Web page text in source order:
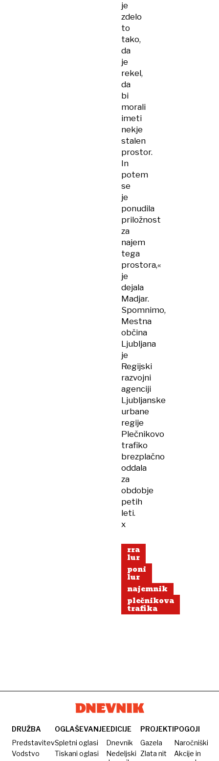
je
zdelo
to
tako,
da
je
rekel,
da
bi
morali
imeti
nekje
stalen
prostor.
In
potem
se
je
ponudila
priložnost
za
najem
tega
prostora,«
je
dejala
Madjar.
Spomnimo,
Mestna
občina
Ljubljana
je
Regijski
razvojni
agenciji
Ljubljanske
urbane
regije
Plečnikovo
trafiko
brezplačno
oddala
za
obdobje
petih
leti.
x
rra
lur
poni
lur
najemnik
plečnikova
trafika
DRUŽBA
Predstavitev
Vodstvo
OGLAŠEVANJE
Spletni oglasi
Tiskani oglasi
EDICIJE
Dnevnik
Nedeljski
PROJEKTI
Gazela
Zlata nit
POGOJI
Naročniški
Akcije in